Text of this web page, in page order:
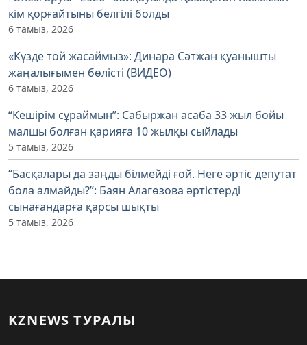
кім қорғайтыны белгілі болды
6 тамыз, 2026
«Күзде той жасаймыз»: Динара Сәтжан қуанышты
жаңалығымен бөлісті (ВИДЕО)
6 тамыз, 2026
“Кешірім сұраймын”: Сабыржан асаба 33 жыл бойы
малшы болған қарияға 10 жылқы сыйлады
5 тамыз, 2026
“Басқалары да заңды білмейді ғой. Неге әртіс депутат
бола алмайды?”: Баян Алагөзова әртістерді
сынағандарға қарсы шықты
5 тамыз, 2026
KZNEWS ТУРАЛЫ